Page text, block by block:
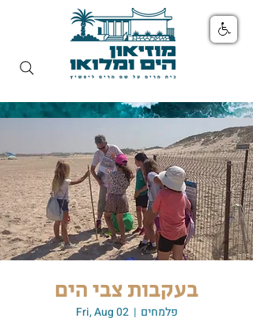
בעקבות צבי הים
Fri, Aug 02
  |
פלמחים